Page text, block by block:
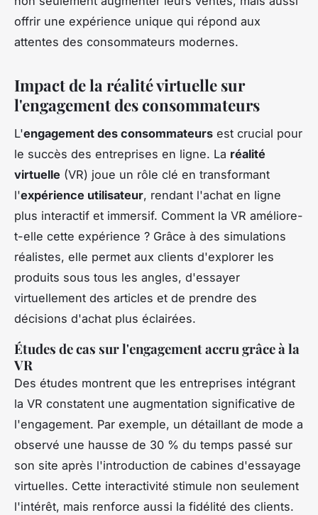
offrir une expérience unique qui répond aux
attentes des consommateurs modernes.
Impact de la réalité virtuelle sur
l'engagement des consommateurs
L'engagement des consommateurs est crucial pour
le succès des entreprises en ligne. La réalité
virtuelle (VR) joue un rôle clé en transformant
l'expérience utilisateur, rendant l'achat en ligne
plus interactif et immersif. Comment la VR améliore-
t-elle cette expérience ? Grâce à des simulations
réalistes, elle permet aux clients d'explorer les
produits sous tous les angles, d'essayer
virtuellement des articles et de prendre des
décisions d'achat plus éclairées.
Études de cas sur l'engagement accru grâce à la
VR
Des études montrent que les entreprises intégrant
la VR constatent une augmentation significative de
l'engagement. Par exemple, un détaillant de mode a
observé une hausse de 30 % du temps passé sur
son site après l'introduction de cabines d'essayage
virtuelles. Cette interactivité stimule non seulement
l'intérêt, mais renforce aussi la fidélité des clients.